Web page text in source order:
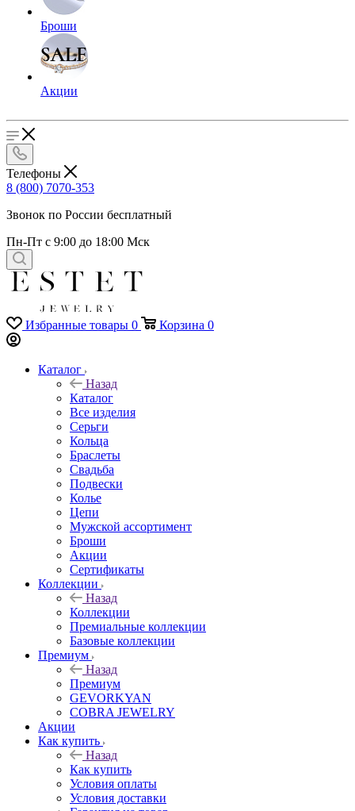
Броши
Акции
Телефоны
8 (800) 7070-353
Звонок по России бесплатный
Пн-Пт с 9:00 до 18:00 Мск
Избранные товары 0 Корзина 0
Каталог
Назад
Каталог
Все изделия
Серьги
Кольца
Браслеты
Свадьба
Подвески
Колье
Цепи
Мужской ассортимент
Броши
Акции
Сертификаты
Коллекции
Назад
Коллекции
Премиальные коллекции
Базовые коллекции
Премиум
Назад
Премиум
GEVORKYAN
COBRA JEWELRY
Акции
Как купить
Назад
Как купить
Условия оплаты
Условия доставки